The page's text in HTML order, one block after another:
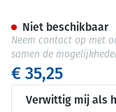
€ 35,25
Verwittig mij als
Niet beschikbaar
Neem contact op met
samen de